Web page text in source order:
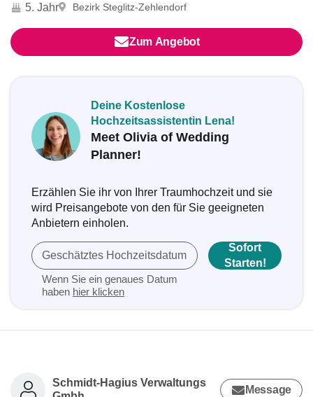
5. Jahr Bezirk Steglitz-Zehlendorf
Zum Angebot
Deine Kostenlose
Hochzeitsassistentin Lena!
Meet Olivia of Wedding
Planner!
Erzählen Sie ihr von Ihrer Traumhochzeit und sie
wird Preisangebote von den für Sie geeigneten
Anbietern einholen.
Geschätztes Hochzeitsdatum
Wenn Sie ein genaues Datum
haben hier klicken
Sofort
Starten!
Schmidt-Hagius Verwaltungs
Message